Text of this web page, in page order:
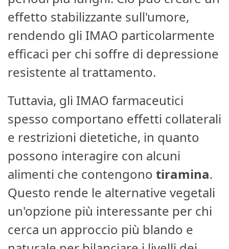
effetto stabilizzante sull'umore,
rendendo gli IMAO particolarmente
efficaci per chi soffre di depressione
resistente al trattamento.
Tuttavia, gli IMAO farmaceutici
spesso comportano effetti collaterali
e restrizioni dietetiche, in quanto
possono interagire con alcuni
alimenti che contengono tiramina.
Questo rende le alternative vegetali
un'opzione più interessante per chi
cerca un approccio più blando e